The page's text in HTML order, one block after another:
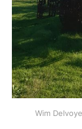
Wim